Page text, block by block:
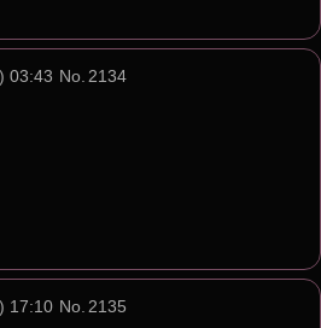
03:43 No. 2134
17:10 No. 2135